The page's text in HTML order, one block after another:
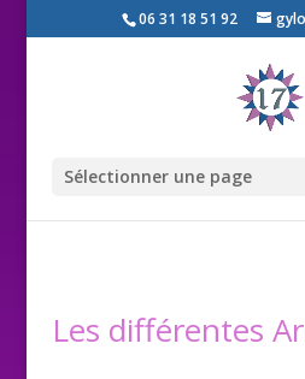
06 31 18 51 92
Sélectionner une page
Les différentes